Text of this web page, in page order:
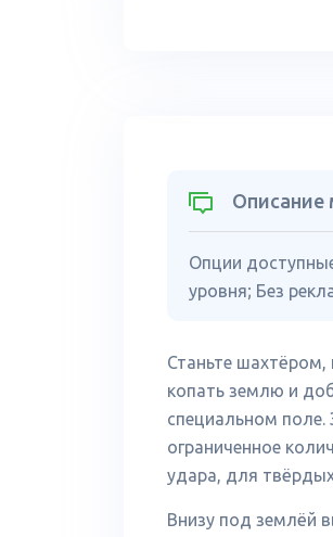
Описание
Опции
уровня; Без
Станьте шахтёром,
копать землю и
специальном
ограниченное
удара, для
Внизу под землёй